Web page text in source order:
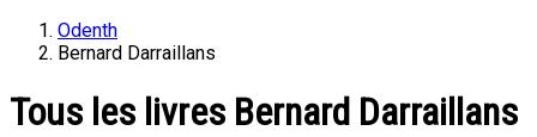
Odenth
Bernard Darraillans
Tous les livres Bernard Darraillans